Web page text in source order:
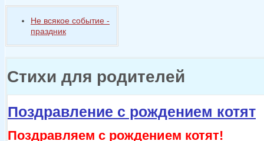
Не всякое событие -
праздник
Стихи для родителей
Поздравление с рождением котят
Поздравляем с рождением котят!